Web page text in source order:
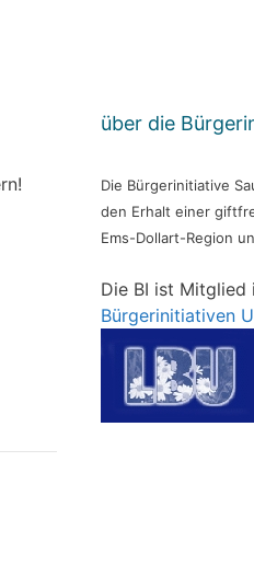
über die
Die Bürgerinitiative
den Erhalt einer
Ems-Dollart-Region
Die BI ist Mitglied
Bürgerinitiativen